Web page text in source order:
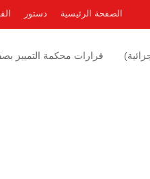
الصفحة الرئيسية دستور
قرارات محكمة التمييز